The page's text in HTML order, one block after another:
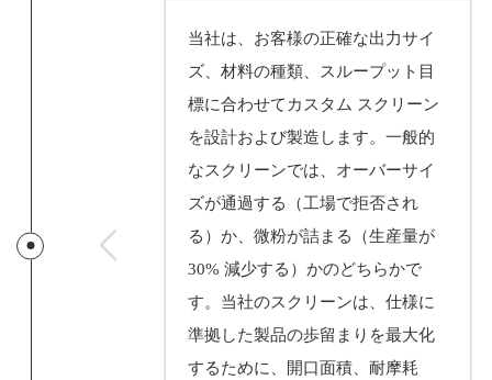
当社は、お客様の正確な出力サイ
ズ、材料の種類、スループット目
標に合わせてカスタム スクリーン
を設計および製造します。一般的
なスクリーンでは、オーバーサイ
ズが通過する（工場で拒否され
る）か、微粉が詰まる（生産量が
30% 減少する）かのどちらかで
す。当社のスクリーンは、仕様に
準拠した製品の歩留まりを最大化
するために、開口面積、耐摩耗